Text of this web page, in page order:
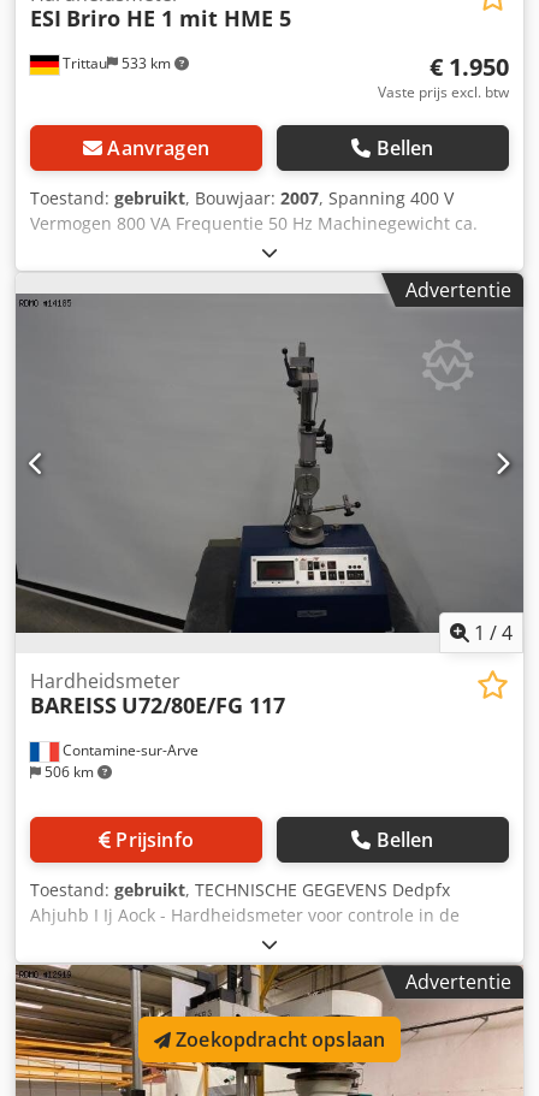
Trittau 533 km
ESI Briro HE 1 mit HME 5
€ 1.950
Vaste prijs excl. btw
Aanvragen Bellen
Toestand: gebruikt, Bouwjaar: 2007, Spanning 400 V
Vermogen 800 VA Frequentie 50 Hz Machinegewicht ca.
355 kg Naar onze inschatting verkeert de machine in een
goede gebruikte staat en kan deze op afspraak onder
stroom worden bezichtigd. Het apparaat is gekeurd tot
spanmiddelen behoren alleen tot de leveringsomvang
indien dit in de extra informatie is vermeld. Wijzigingen en
fouten in de technische gegevens en informatie, alsmede
tussentijdse verkoop voorbehouden! Dcsdpfxjxwdxce Ah
Ask
Advertentie
1 /4
Contamine-sur-Arve
506 km
Hardheidsmeter
BAREISS U72/80E/FG 117
Prijsinfo Bellen
Toestand: gebruikt, TECHNISCHE GEGEVENS Dedpfx
Ahjuhb I Ij Aock - Hardheidsmeter voor controle in de
productielijn van zachte rubbers en elastomeren en alle
producten van natuurlijk rubber.
Advertentie
Zoekopdracht opslaan